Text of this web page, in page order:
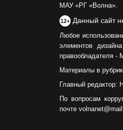
МАУ «РГ «Волна».
12+ Данный сайт
Любое
элементов
правообладателя -
Материалы в
Главный редактор:
По вопросам
почте